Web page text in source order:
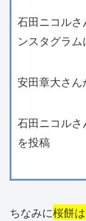
石田ニコルさ
ンスタグラム
安田章大さ
石田ニコル
を投稿
ちなみに桜餅